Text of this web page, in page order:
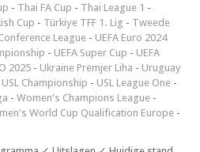
- Thai FA Cup - Thai League 1 -
Cup - Türkiye TFF 1. Lig - Tweede
League - UEFA Euro 2024
- UEFA Super Cup - UEFA
2025 - Ukraine Premjer Liha - Uruguay
USL Championship - USL League One -
- Women's Champions League -
World Cup Qualification Europe -